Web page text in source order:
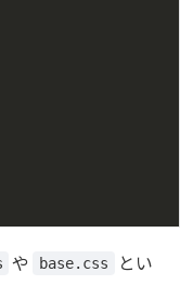
や base.css
とい